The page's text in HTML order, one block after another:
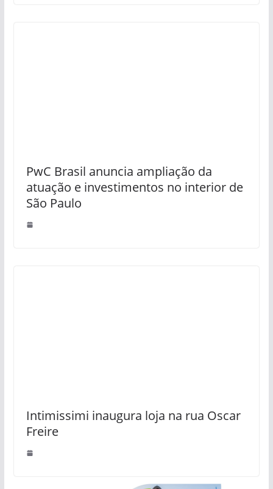
PwC Brasil anuncia ampliação da
atuação e investimentos no interior de
São Paulo
Intimissimi inaugura loja na rua Oscar
Freire